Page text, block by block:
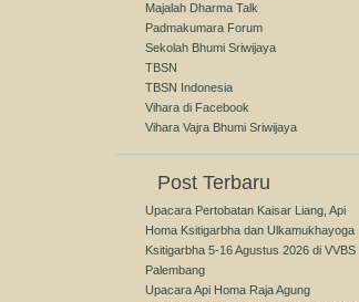
Majalah Dharma Talk
Padmakumara Forum
Sekolah Bhumi Sriwijaya
TBSN
TBSN Indonesia
Vihara di Facebook
Vihara Vajra Bhumi Sriwijaya
Post Terbaru
Upacara Pertobatan Kaisar Liang, Api
Homa Ksitigarbha dan Ulkamukhayoga
Ksitigarbha 5-16 Agustus 2026 di VVBS
Palembang
Upacara Api Homa Raja Agung